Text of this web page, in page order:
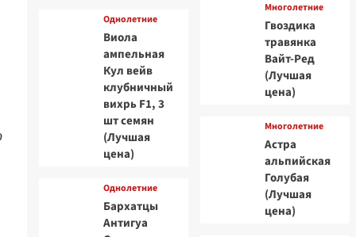
Однолетние
Виола
ампельная
Кул вейв
клубничный
вихрь F1, 3
шт семян
(Лучшая
цена)
Однолетние
Бархатцы
Антигуа
Многолетние
Гвоздика
травянка
Вайт-Ред
(Лучшая
цена)
Многолетние
Астра
альпийская
Голубая
(Лучшая
цена)